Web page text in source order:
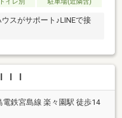
イレ別 駐車場(近隣含)
スがサポート♪LINEで接
ＩＩ
電鉄宮島線 楽々園駅 徒歩14